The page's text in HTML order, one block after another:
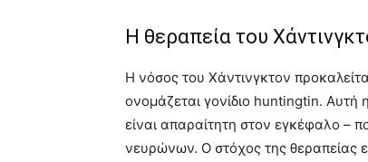
Η θεραπεία του
Η νόσος του Χάντινγκτον
ονομάζεται γονίδιο huntingtin. Αυτή
είναι απαραίτητη στον εγκέφαλο –
νευρώνων. Ο στόχος της θεραπείας